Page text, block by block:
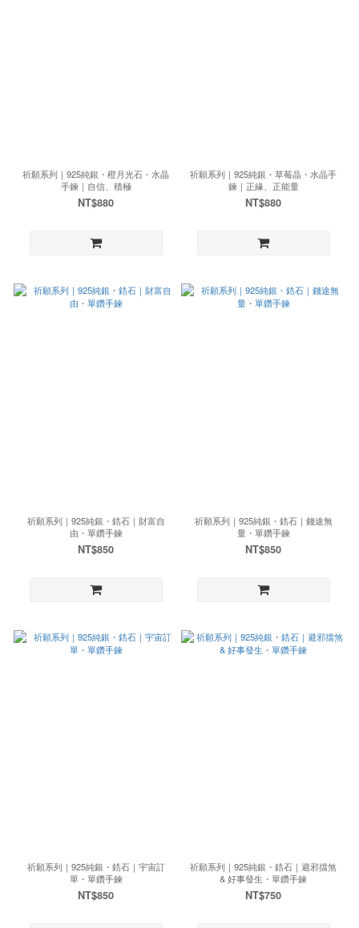
祈願系列｜925純銀・橙月光石・水晶
手鍊｜自信、積極
NT$880
祈願系列｜925純銀・草莓晶・水晶手
鍊｜正緣、正能量
NT$880
祈願系列｜925純銀・鋯石｜財富自
由・單鑽手鍊
NT$850
祈願系列｜925純銀・鋯石｜錢途無
量・單鑽手鍊
NT$850
祈願系列｜925純銀・鋯石｜宇宙訂
單・單鑽手鍊
NT$850
祈願系列｜925純銀・鋯石｜避邪擋煞
& 好事發生・單鑽手鍊
NT$750